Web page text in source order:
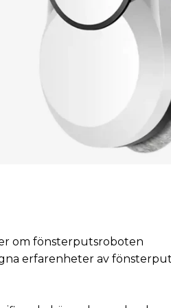
om fönsterputsroboten
erfarenheter av